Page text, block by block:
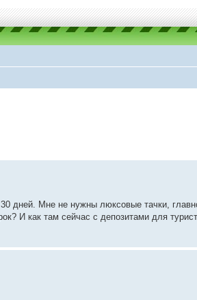
дней. Мне не нужны люксовые тачки,
И как там сейчас с депозитами для